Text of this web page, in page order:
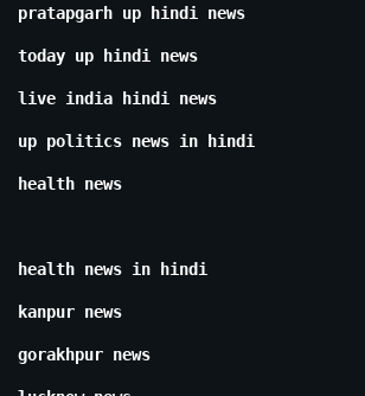
pratapgarh up hindi news
today up hindi news
live india hindi news
up politics news in hindi
health news
health news in hindi
kanpur news
gorakhpur news